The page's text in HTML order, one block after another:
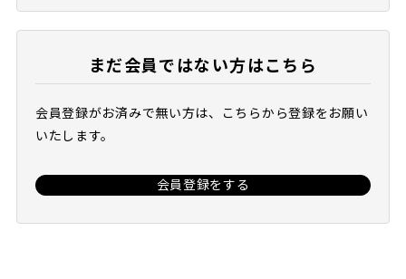
まだ会員ではない方はこちら
会員登録がお済みで無い方は、こちらから登録をお願い
いたします。
会員登録をする